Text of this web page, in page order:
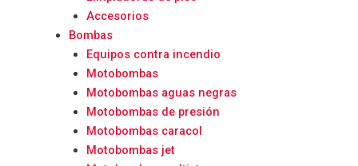
Accesorios
Bombas
Equipos contra incendio
Motobombas
Motobombas aguas negras
Motobombas de presión
Motobombas caracol
Motobombas jet